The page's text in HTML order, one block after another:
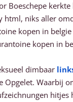
Boeschepe
html, niks aller
kopen in
kopen in
dimbaar
Opgelet. Waarbij
hitjes